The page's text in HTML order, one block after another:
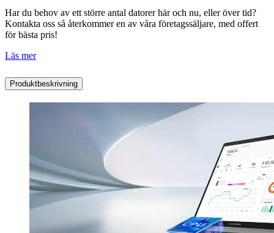
Har du behov av ett större antal datorer här och nu, eller över tid?
Kontakta oss så återkommer en av våra företagssäljare, med offert
för bästa pris!
Läs mer
Produktbeskrivning